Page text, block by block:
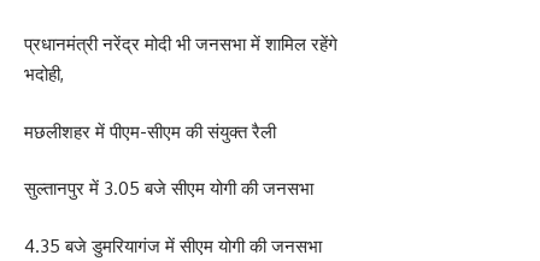
प्रधानमंत्री नरेंद्र मोदी भी जनसभा में शामिल रहेंगे
भदोही,
मछलीशहर में पीएम-सीएम की संयुक्त रैली
सुल्तानपुर में 3.05 बजे सीएम योगी की जनसभा
4.35 बजे डुमरियागंज में सीएम योगी की जनसभा